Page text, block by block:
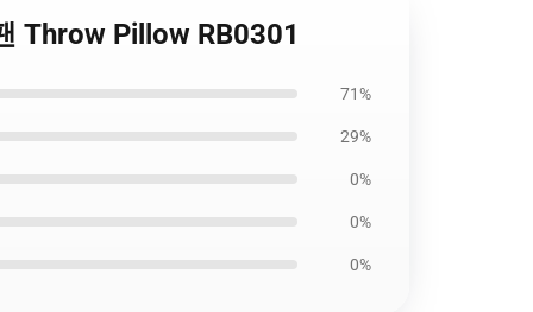
Throw Pillow RB0301
71%
29%
0%
0%
0%